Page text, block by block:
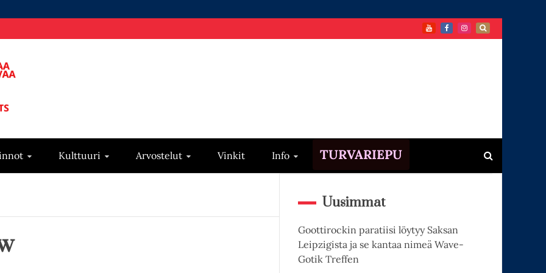
Kulttuuri Arvostelut Vinkit Info TURVARIEPU
Uusimmat
Goottirockin paratiisi löytyy Saksan
Leipzigista ja se kantaa nimeä Wave-
Gotik Treffen